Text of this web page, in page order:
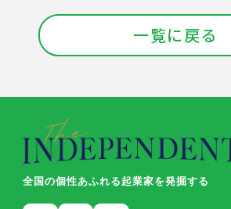
一覧に戻る
全国の個性あふれる起業家を発掘する